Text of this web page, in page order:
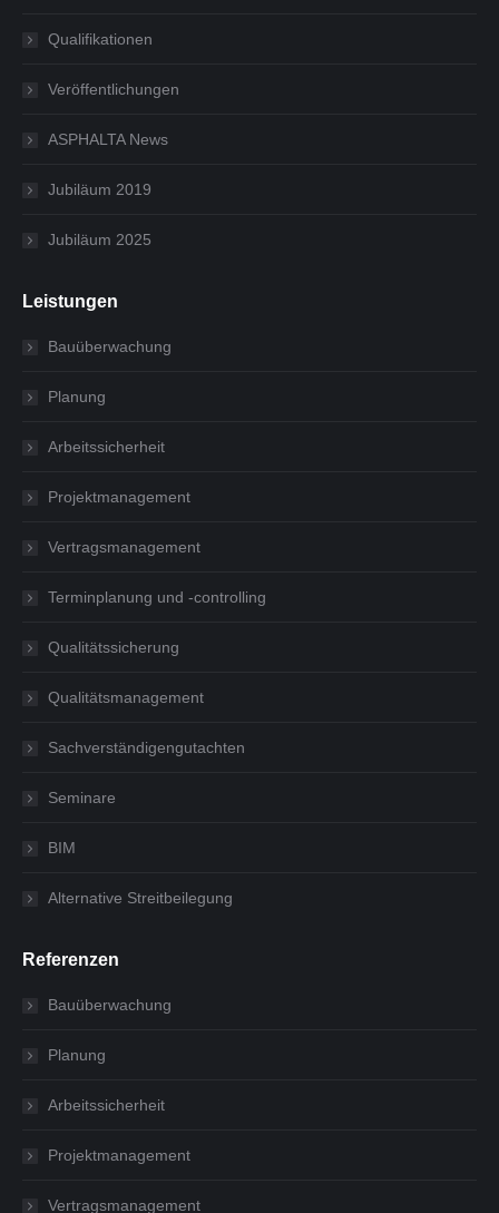
Qualifikationen
Veröffentlichungen
ASPHALTA News
Jubiläum 2019
Jubiläum 2025
Leistungen
Bauüberwachung
Planung
Arbeitssicherheit
Projektmanagement
Vertragsmanagement
Terminplanung und -controlling
Qualitätssicherung
Qualitätsmanagement
Sachverständigengutachten
Seminare
BIM
Alternative Streitbeilegung
Referenzen
Bauüberwachung
Planung
Arbeitssicherheit
Projektmanagement
Vertragsmanagement